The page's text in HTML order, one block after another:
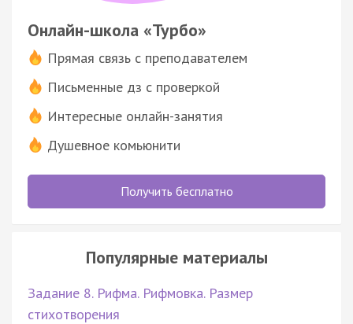
Онлайн-школа «Турбо»
Прямая связь с преподавателем
Письменные дз с проверкой
Интересные онлайн-занятия
Душевное комьюнити
Получить бесплатно
Популярные материалы
Задание 8. Рифма. Рифмовка. Размер
стихотворения